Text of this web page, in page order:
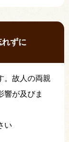
ずに
。故人の両親
響が及びま
い